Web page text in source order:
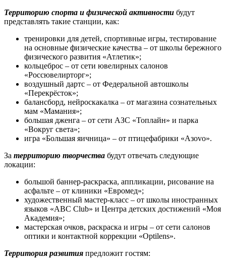
Территорию спорта и физической активности будут
представлять такие станции, как:
тренировки для детей, спортивные игры, тестирование
на основные физические качества – от школы бережного
физического развития «Атлетик»;
кольцеброс – от сети ювелирных салонов
«Россювелирторг»;
воздушный дартс – от Федеральной автошколы
«Перекрёсток»;
балансборд, нейроскакалка – от магазина сознательных
мам «Мамания»;
большая дженга – от сети АЗС «Топлайн» и парка
«Вокруг света»;
игра «Большая яичница» – от птицефабрики «Азovo».
За территорию творчества будут отвечать следующие
локации:
большой баннер-раскраска, аппликации, рисование на
асфальте – от клиники «Евромед»;
художественный мастер-класс – от школы иностранных
языков «ABC Club» и Центра детских достижений «Моя
Академия»;
мастерская очков, раскраска и игры – от сети салонов
оптики и контактной коррекции «Optilens».
Территория развития предложит гостям: